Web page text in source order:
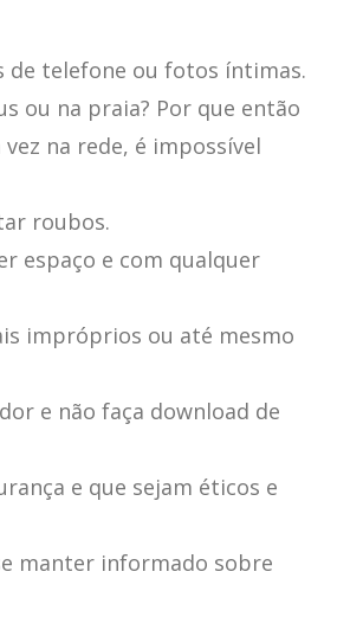
de telefone ou fotos íntimas.
ou na praia? Por que então
na rede, é impossível
roubos.
espaço e com qualquer
impróprios ou até mesmo
e não faça download de
e que sejam éticos e
manter informado sobre
sexual